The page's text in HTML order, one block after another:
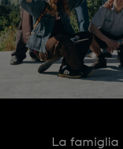
La famiglia